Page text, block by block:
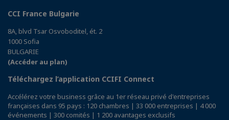
CCI France Bulgarie
8A, blvd Tsar Osvoboditel, ét. 2
1000 Sofia
BULGARIE
(Accéder au plan)
Téléchargez l’application CCIFI Connect
Accélérez votre business grâce au 1er réseau privé d'entreprises
françaises dans 95 pays : 120 chambres | 33 000 entreprises | 4 000
événements | 300 comités | 1 200 avantages exclusifs